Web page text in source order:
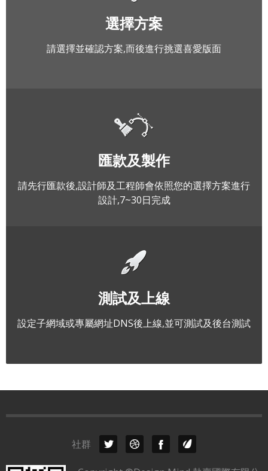
選擇方案
請選擇並確認方案,而後進行挑選喜愛版面
匯款及製作
請先行匯款後,設計師及工程師會依照您的選擇方案進行
設計,7~30日完成
測試及上線
設定子網域或專屬網址DNS後上線,並可測試及後台測試
社群